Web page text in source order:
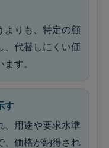
よりも、特定の顧
、代替しにくい価
す。
す
、用途や要求水準
、価格が納得され